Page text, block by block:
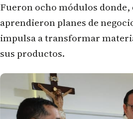
Fueron ocho módulos donde,
aprendieron planes de
impulsa a transformar
sus productos.